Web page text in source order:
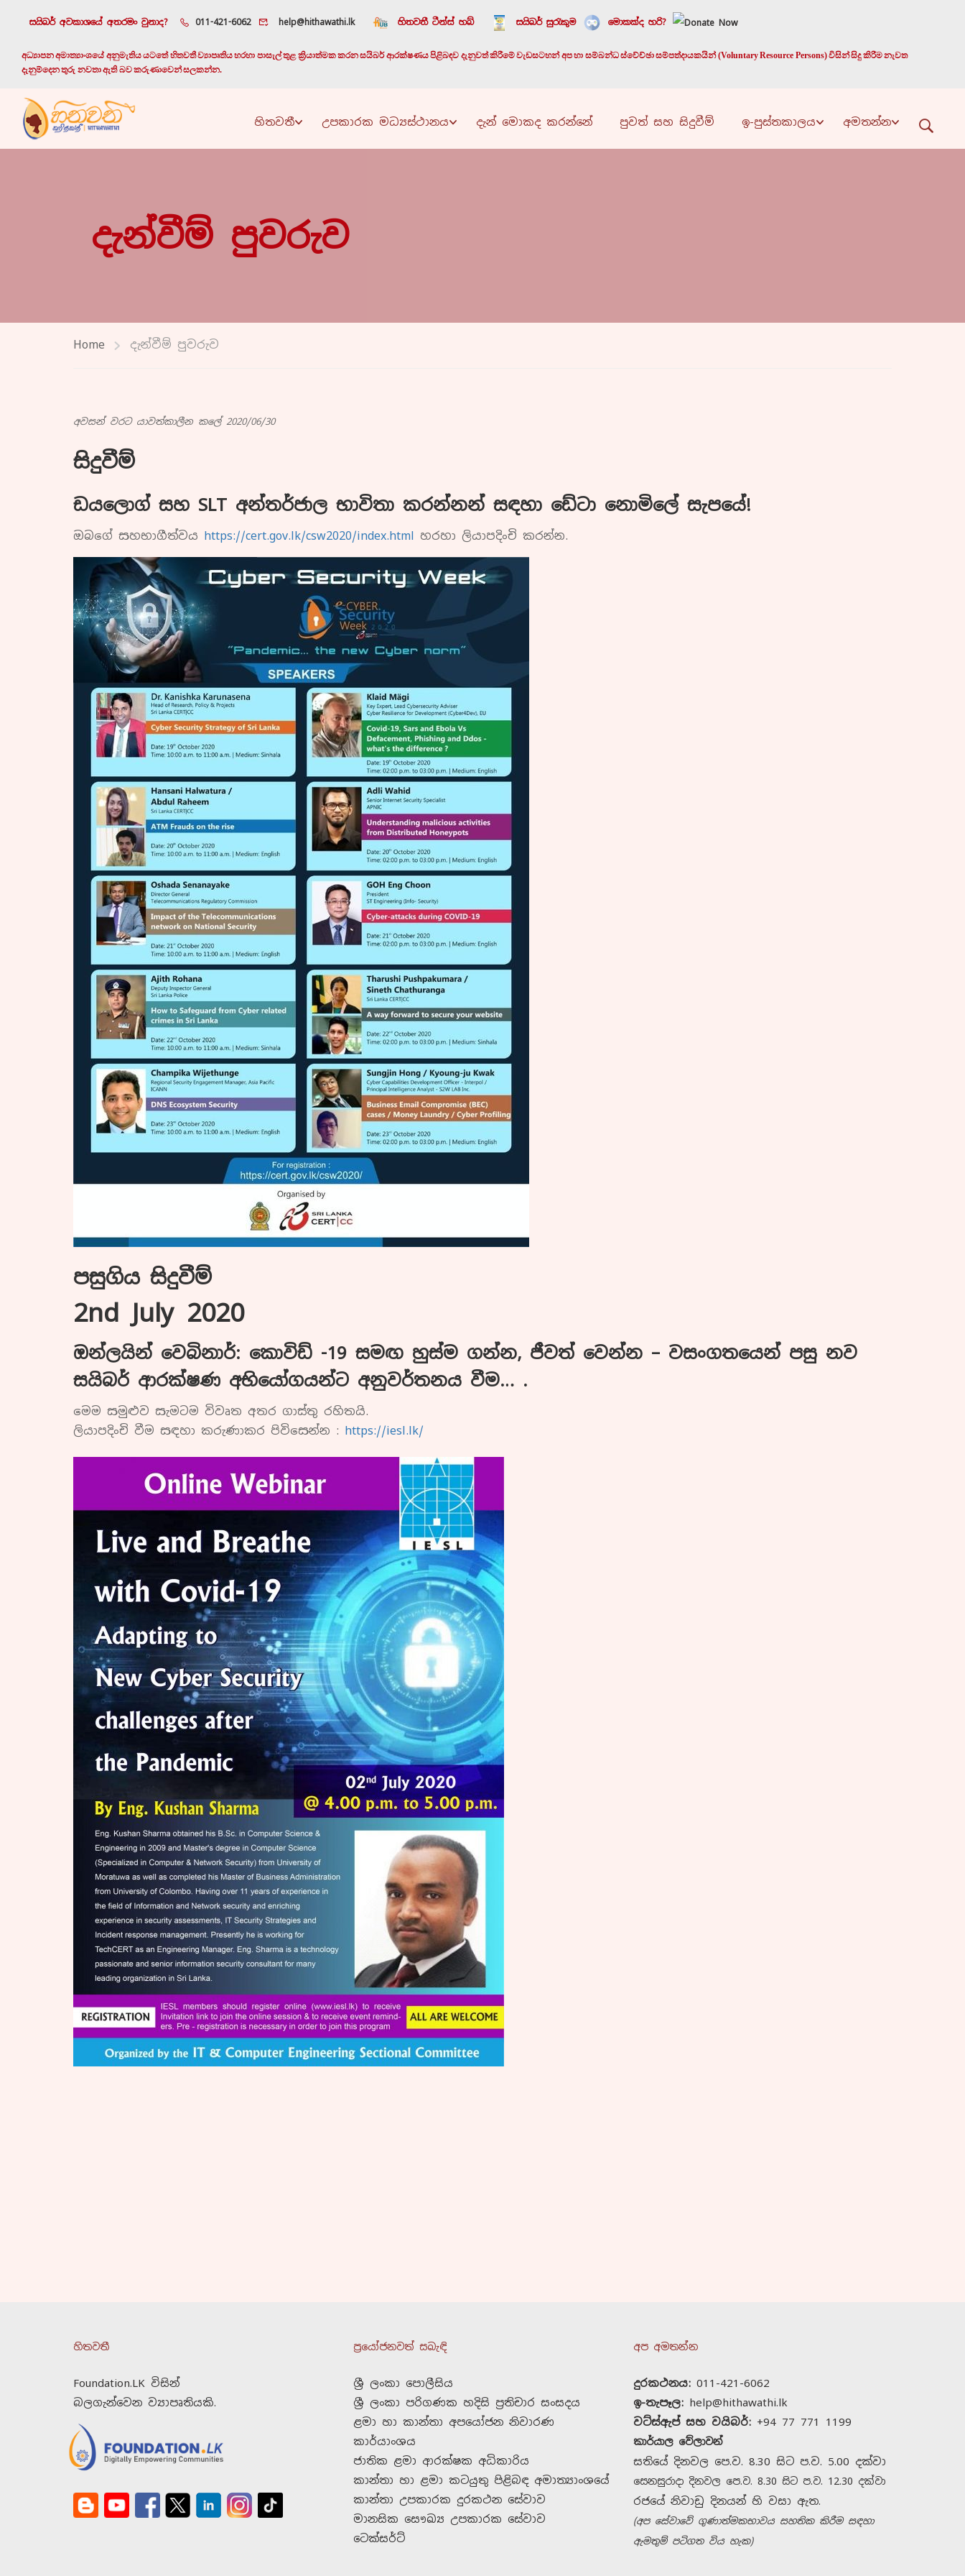
සයිබර් අවකාශයේ අතරමං වුනාද? 011-421-6062 help@hithawathi.lk හිතවතී ටීන්ස් හබ් සයිබර් සුරැකුම මොකක්ද හරි?
අධ්‍යාපන අමාත්‍යාංශයේ අනුමැතිය යටතේ හිතවතී ව්‍යාපෘතිය හරහා පාසැල් තුළ ක්‍රියාත්මක කරන සයිබර් ආරක්ෂණය පිළිබඳව දැනුවත් කිරීමේ වැඩසටහන් අප හා සම්බන්ධ ස්වේච්ඡා සම්පත්දායකයින් (Voluntary Resource Persons) විසින් සිදු කිරීම නැවත
දැනුම්දෙන තුරු නවතා ඇති බව කරුණාවෙන් සලකන්න.
හිතවතී උපකාරක මධ්‍යස්ථානය දැන් මොකද කරන්නේ පුවත් සහ සිදුවීම් ඉ-පුස්තකාලය අමතන්න
දැන්වීම් පුවරුව
Home දැන්වීම් පුවරුව
අවසන් වරට යාවත්කාලීන කලේ 2020/06/30
සිදුවීම්
ඩයලොග් සහ SLT අන්තර්ජාල භාවිතා කරන්නන් සඳහා ඩේටා නොමිලේ සැපයේ!
ඔබගේ සහභාගීත්වය https://cert.gov.lk/csw2020/index.html හරහා ලියාපදිංචි කරන්න.
පසුගිය සිදුවීම්
2nd July 2020
ඔන්ලයින් වෙබිනාර්: කොවිඩ් -19 සමඟ හුස්ම ගන්න, ජීවත් වෙන්න – වසංගතයෙන් පසු නව
සයිබර් ආරක්ෂණ අභියෝගයන්ට අනුවර්තනය වීම… .
මෙම සමුළුව සැමටම විවෘත අතර ගාස්තු රහිතයි.
ලියාපදිංචි වීම සඳහා කරුණාකර පිවිසෙන්න : https://iesl.lk/
හිතවතී
Foundation.LK විසින්
බලගැන්වෙන ව්‍යාපෘතියකි.
ප්‍රයෝජනවත් සබැඳි
ශ්‍රී ලංකා පොලීසිය
ශ්‍රී ලංකා පරිගණක හදිසි ප්‍රතිචාර සංසදය
ළමා හා කාන්තා අපයෝජන නිවාරණ
කාර්යාංශය
ජාතික ළමා ආරක්ෂක අධිකාරිය
කාන්තා හා ළමා කටයුතු පිළිබඳ අමාත්‍යාංශයේ
කාන්තා උපකාරක දුරකථන සේවාව
මානසික සෞඛ්‍ය උපකාරක සේවාව
ටෙක්සර්ට්
අප අමතන්න
දුරකථනය: 011-421-6062
ඉ-තැපෑල: help@hithawathi.lk
වට්ස්ඇප් සහ වයිබර්: +94 77 771 1199
කාර්යාල වේලාවන්
සතියේ දිනවල පෙ.ව. 8.30 සිට ප.ව. 5.00 දක්වා
සෙනසුරාදා දිනවල පෙ.ව. 8.30 සිට ප.ව. 12.30 දක්වා
රජයේ නිවාඩු දිනයන් හි වසා ඇත.
(අප සේවාවේ ගුණාත්මකභාවය සහතික කිරීම සඳහා
ඇමතුම් පටිගත විය හැක)
හිතවතී සමඟ සම්බන්ධ
වන්න